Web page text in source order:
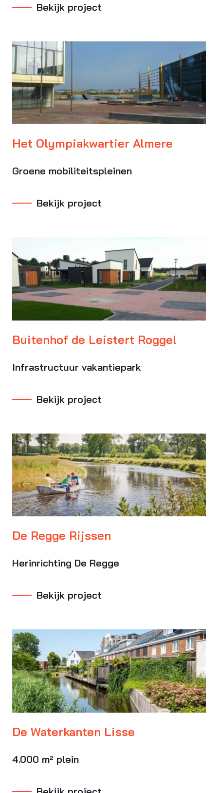
Bekijk project
Het Olympiakwartier Almere
Groene mobiliteitspleinen
Bekijk project
Buitenhof de Leistert Roggel
Infrastructuur vakantiepark
Bekijk project
De Regge Rijssen
Herinrichting De Regge
Bekijk project
De Waterkanten Lisse
4.000 m² plein